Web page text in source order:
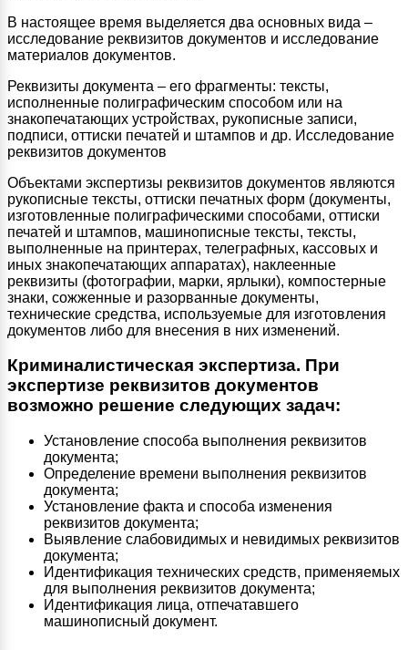
В настоящее время выделяется два основных вида –
исследование реквизитов документов и исследование
материалов документов.
Реквизиты документа – его фрагменты: тексты,
исполненные полиграфическим способом или на
знакопечатающих устройствах, рукописные записи,
подписи, оттиски печатей и штампов и др. Исследование
реквизитов документов
Объектами экспертизы реквизитов документов являются
рукописные тексты, оттиски печатных форм (документы,
изготовленные полиграфическими способами, оттиски
печатей и штампов, машинописные тексты, тексты,
выполненные на принтерах, телеграфных, кассовых и
иных знакопечатающих аппаратах), наклеенные
реквизиты (фотографии, марки, ярлыки), компостерные
знаки, сожженные и разорванные документы,
технические средства, используемые для изготовления
документов либо для внесения в них изменений.
Криминалистическая экспертиза. При
экспертизе реквизитов документов
возможно решение следующих задач:
Установление способа выполнения реквизитов
документа;
Определение времени выполнения реквизитов
документа;
Установление факта и способа изменения
реквизитов документа;
Выявление слабовидимых и невидимых реквизитов
документа;
Идентификация технических средств, применяемых
для выполнения реквизитов документа;
Идентификация лица, отпечатавшего
машинописный документ.